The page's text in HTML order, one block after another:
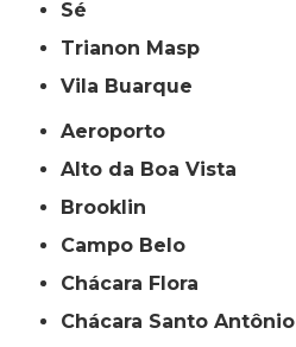
Sé
Trianon Masp
Vila Buarque
Aeroporto
Alto da Boa Vista
Brooklin
Campo Belo
Chácara Flora
Chácara Santo Antônio